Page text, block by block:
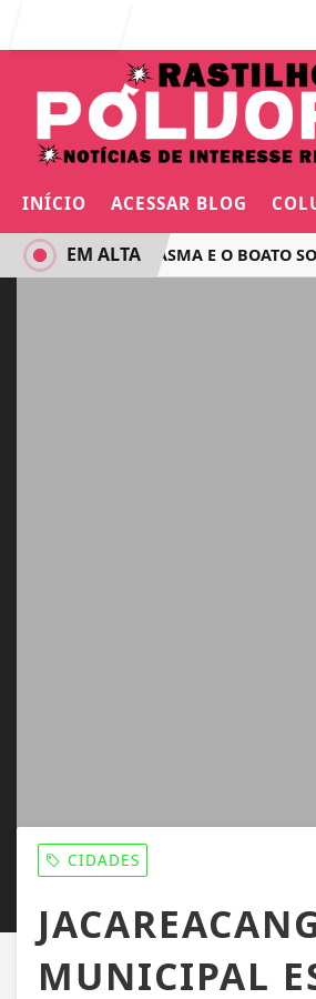
INÍCIO ACESSAR BLOG
O VOO FANTASMA E O BOATO SOBRE
EM ALTA
CIDADES
MUNICIPAL